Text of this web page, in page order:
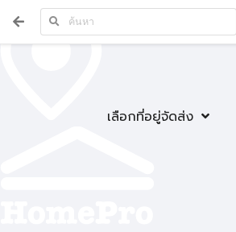
เลือกที่อยู่จัดส่ง